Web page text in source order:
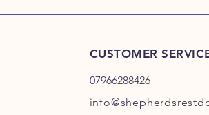
CUSTOMER
07966288426